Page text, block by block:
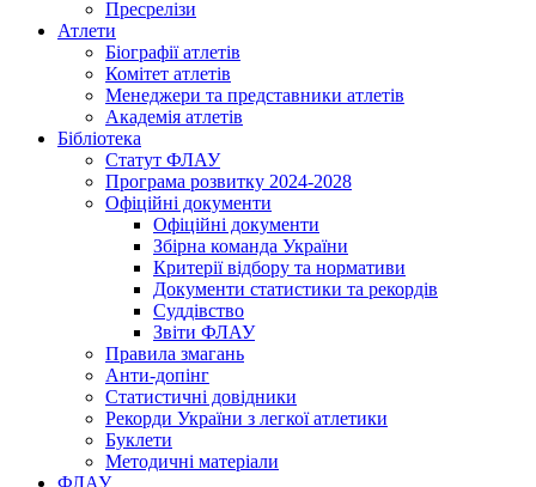
Пресрелізи
Атлети
Біографії атлетів
Комітет атлетів
Менеджери та представники атлетів
Академія атлетів
Бібліотека
Статут ФЛАУ
Програма розвитку 2024-2028
Офіційні документи
Офіційні документи
Збірна команда України
Критерії відбору та нормативи
Документи статистики та рекордів
Суддівство
Звіти ФЛАУ
Правила змагань
Анти-допінг
Статистичні довідники
Рекорди України з легкої атлетики
Буклети
Методичні матеріали
ФЛАУ